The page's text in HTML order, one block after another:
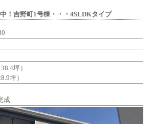
！吉野町1号棟・・・4SLDKタイプ
坪）
坪）
成